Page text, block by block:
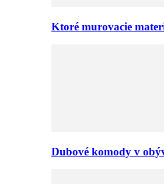
Ktoré murovacie
Dubové komody v